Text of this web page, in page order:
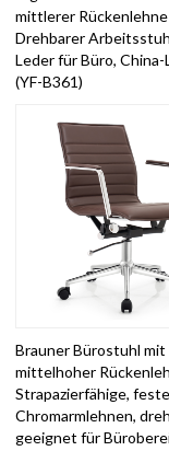
mittlerer Rückenlehne
Drehbarer
Leder für Büro,
(YF-B361)
Brauner Bürostuhl mit
mittelhoher
Strapazierfähige, feste
Chromarmlehnen,
geeignet für